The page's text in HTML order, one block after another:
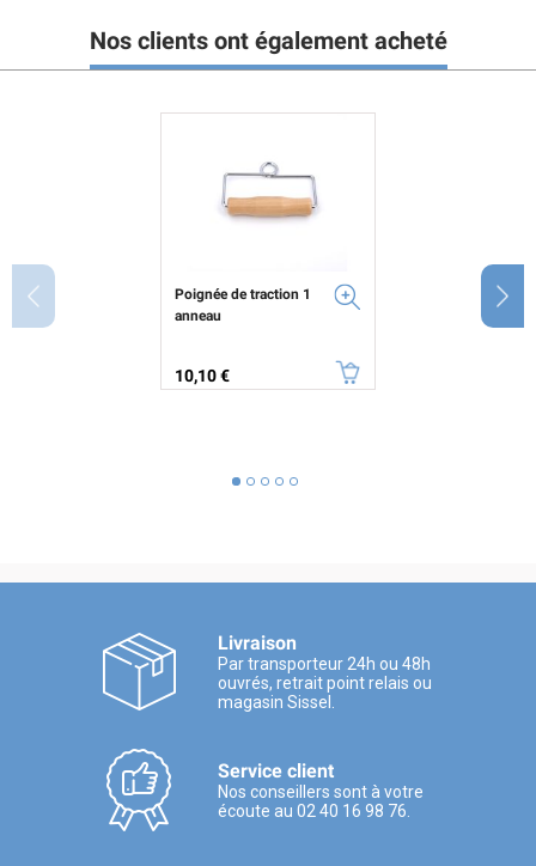
Nos clients ont également acheté
Poignée de traction 1
anneau
Prix
10,10 €
Livraison
Par transporteur 24h ou 48h
ouvrés, retrait point relais ou
magasin Sissel.
Service client
Nos conseillers sont à votre
écoute au 02 40 16 98 76.